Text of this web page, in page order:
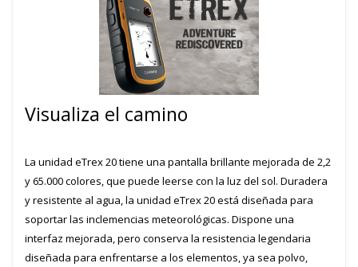
Visualiza el camino
La unidad eTrex 20 tiene una pantalla brillante mejorada de 2,2
y 65.000 colores, que puede leerse con la luz del sol. Duradera
y resistente al agua, la unidad eTrex 20 está diseñada para
soportar las inclemencias meteorológicas. Dispone una
interfaz mejorada, pero conserva la resistencia legendaria
diseñada para enfrentarse a los elementos, ya sea polvo,